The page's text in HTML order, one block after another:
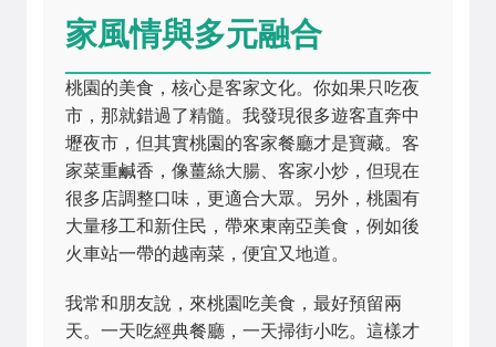
家風情與多元融合
桃園的美食，核心是客家文化。你如果只吃夜
市，那就錯過了精髓。我發現很多遊客直奔中
壢夜市，但其實桃園的客家餐廳才是寶藏。客
家菜重鹹香，像薑絲大腸、客家小炒，但現在
很多店調整口味，更適合大眾。另外，桃園有
大量移工和新住民，帶來東南亞美食，例如後
火車站一帶的越南菜，便宜又地道。
我常和朋友說，來桃園吃美食，最好預留兩
天。一天吃經典餐廳，一天掃街小吃。這樣才